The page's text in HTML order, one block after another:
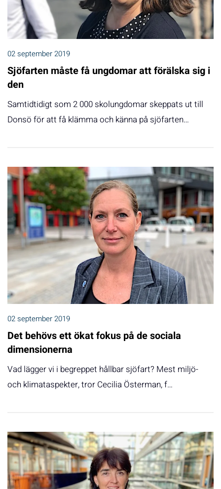
02 september 2019
Sjöfarten måste få ungdomar att förälska sig i
den
Samtidtidigt som 2 000 skolungdomar skeppats ut till
Donsö för att få klämma och känna på sjöfarten…
02 september 2019
Det behövs ett ökat fokus på de sociala
dimensionerna
Vad lägger vi i begreppet hållbar sjöfart? Mest miljö-
och klimataspekter, tror Cecilia Österman, f…